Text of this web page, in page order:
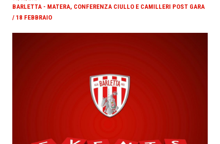
BARLETTA - MATERA, CONFERENZA CIULLO E CAMILLERI POST GARA
/ 18 FEBBRAIO